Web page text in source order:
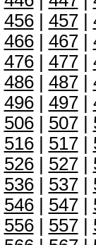
456| 457|
466| 467|
476| 477|
486| 487|
496| 497|
506| 507|
516| 517|
526| 527|
536| 537|
546| 547|
556| 557|